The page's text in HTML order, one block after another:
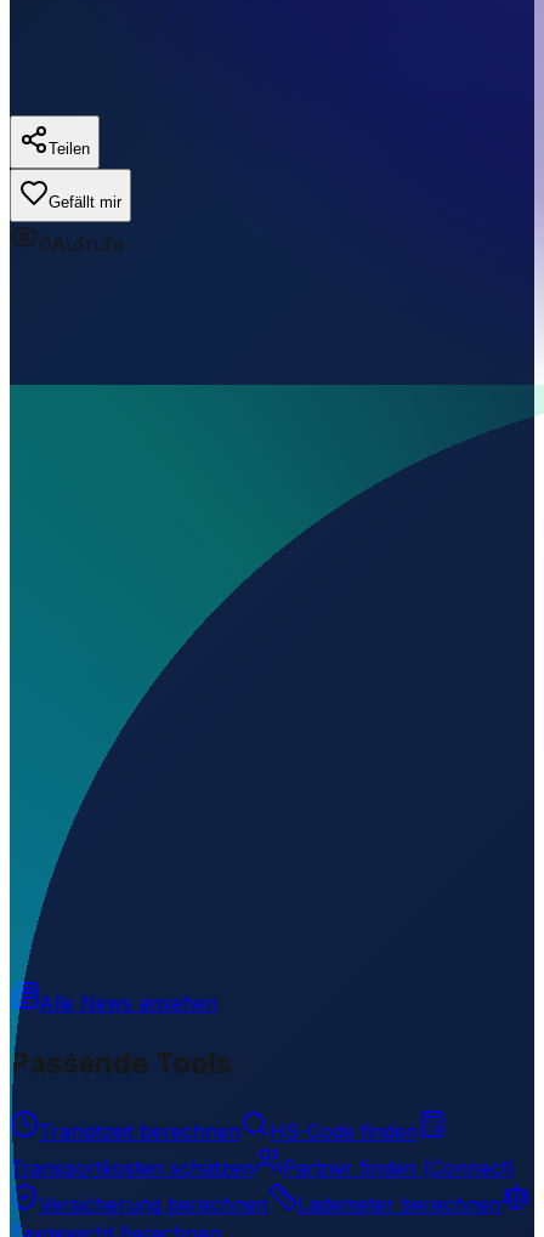
Teilen
Gefällt mir
0Aufrufe
Wo liegt Aeródromo de La Victoria?
Wird geladen...
Alle News ansehen
Passende Tools
Transitzeit berechnen
HS-Code finden
Transportkosten schätzen
Partner finden (Connect)
Versicherung berechnen
Lademeter berechnen